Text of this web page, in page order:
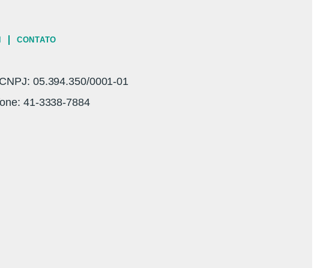
CONTATO
05.394.350/0001-01
41-3338-7884